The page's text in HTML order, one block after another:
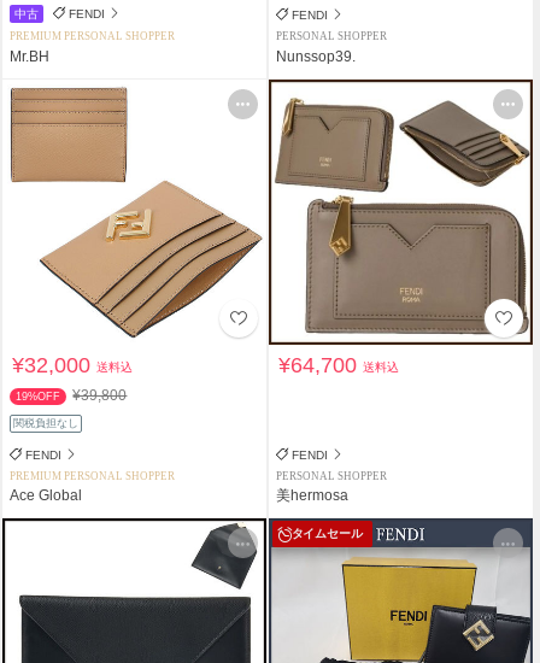
中古 FENDI
PREMIUM PERSONAL SHOPPER
Mr.BH
FENDI
PERSONAL SHOPPER
Nunssop39.
¥32,000送料込
19%OFF ¥39,800
関税負担なし
FENDI
PREMIUM PERSONAL SHOPPER
Ace Global
¥64,700送料込
FENDI
PERSONAL SHOPPER
美hermosa
タイムセール